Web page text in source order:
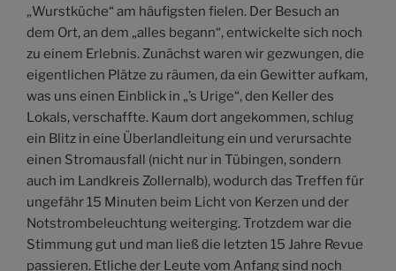
„Wurstküche“ am häufigsten fielen. Der Besuch an
dem Ort, an dem „alles begann“, entwickelte sich noch
zu einem Erlebnis. Zunächst waren wir gezwungen, die
eigentlichen Plätze zu räumen, da ein Gewitter aufkam,
was uns einen Einblick in „’s Urige“, den Keller des
Lokals, verschaffte. Kaum dort angekommen, schlug
ein Blitz in eine Überlandleitung ein und verursachte
einen Stromausfall (nicht nur in Tübingen, sondern
auch im Landkreis Zollernalb), wodurch das Treffen für
ungefähr 15 Minuten beim Licht von Kerzen und der
Notstrombeleuchtung weiterging. Trotzdem war die
Stimmung gut und man ließ die letzten 15 Jahre Revue
passieren. Etliche der Leute vom Anfang sind noch